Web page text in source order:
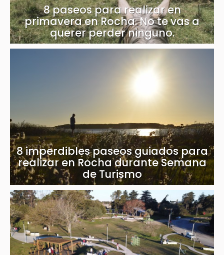
8 paseos para realizar en
primavera en Rocha. No te vas a
querer perder ninguno.
8 imperdibles paseos guiados para
realizar en Rocha durante Semana
de Turismo